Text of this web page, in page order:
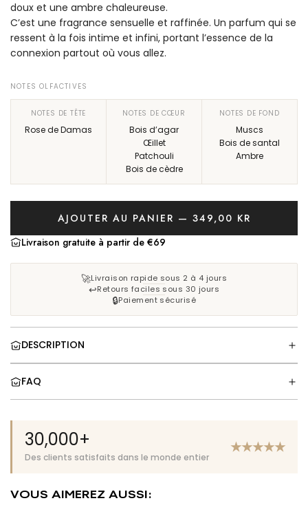
r
é
g
u
r
doux et une ambre chaleureuse.
C’est une fragrance sensuelle et raffinée. Un parfum qui se
ressent à la fois intime et infini, portant l’essence de la
connexion partout où vous allez.
NOTES OLFACTIVES
NOTES DE TÊTE
Rose de Damas
NOTES DE CŒUR
Bois d’agar
Œillet
Patchouli
Bois de cèdre
NOTES DE FOND
Muscs
Bois de santal
Ambre
AJOUTER AU PANIER — 349,00 KR
C
H
G
E
M
E
T
Livraison gratuite à partir de €69
🚀Livraison rapide sous 2 à 4 jours
↩️Retours faciles sous 30 jours
🔒Paiement sécurisé
DESCRIPTION
FAQ
30,000+
Des clients satisfaits dans le monde entier
★★★★★
VOUS AIMEREZ AUSSI: